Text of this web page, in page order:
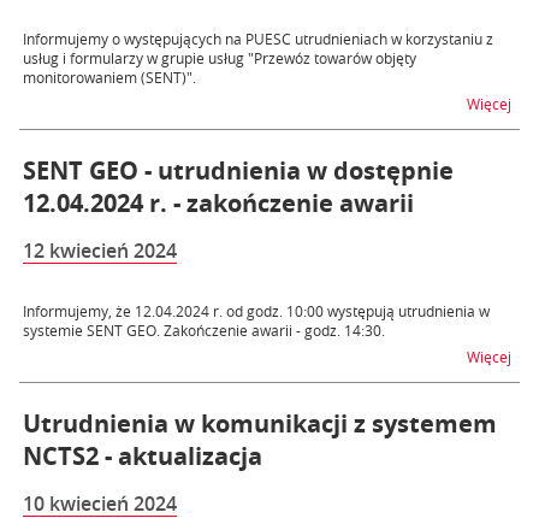
Informujemy o występujących na PUESC utrudnieniach w korzystaniu z
usług i formularzy w grupie usług "Przewóz towarów objęty
monitorowaniem (SENT)".
Więcej
SENT GEO - utrudnienia w dostępnie
12.04.2024 r. - zakończenie awarii
12 kwiecień 2024
Informujemy, że 12.04.2024 r. od godz. 10:00 występują utrudnienia w
systemie SENT GEO. Zakończenie awarii - godz. 14:30.
Więcej
Utrudnienia w komunikacji z systemem
NCTS2 - aktualizacja
10 kwiecień 2024